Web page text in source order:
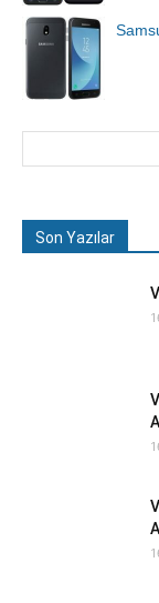
Son Yazılar